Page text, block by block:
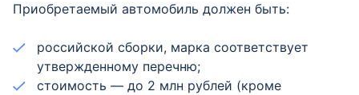
Приобретаемый автомобиль должен быть:
российской сборки, марка соответствует
утвержденному перечню;
стоимость — до 2 млн рублей (кроме